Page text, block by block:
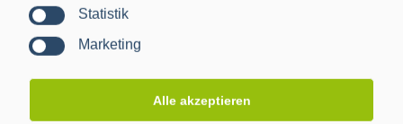
Statistik
Marketing
Alle akzeptieren
Die Power Plus Communications AG (PPC), mit Sitz in
Mannheim, ist der führende Anbieter von Smart Meter